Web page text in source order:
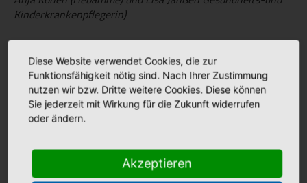
Kinderkrankenpflegerin)
Aktuelles
Stellenmarkt
Klinikfinder
Diese Website verwendet Cookies, die zur
Funktionsfähigkeit nötig sind. Nach Ihrer Zustimmung
nutzen wir bzw. Dritte weitere Cookies. Diese können
Sie jederzeit mit Wirkung für die Zukunft widerrufen
oder ändern.
Akzeptieren